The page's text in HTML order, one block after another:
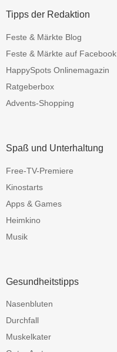
Tipps der Redaktion
Feste & Märkte Blog
Feste & Märkte auf Facebook
HappySpots Onlinemagazin
Ratgeberbox
Advents-Shopping
Spaß und Unterhaltung
Free-TV-Premiere
Kinostarts
Apps & Games
Heimkino
Musik
Gesundheitstipps
Nasenbluten
Durchfall
Muskelkater